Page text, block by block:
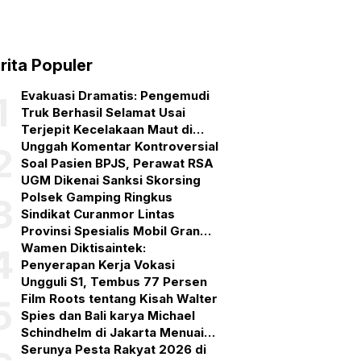
Populer
Evakuasi Dramatis: Pengemudi
Truk Berhasil Selamat Usai
Terjepit Kecelakaan Maut di
Gerokgak, Buleleng
Unggah Komentar Kontroversial
Soal Pasien BPJS, Perawat RSA
UGM Dikenai Sanksi Skorsing
Polsek Gamping Ringkus
Sindikat Curanmor Lintas
Provinsi Spesialis Mobil Gran
Max
Wamen Diktisaintek:
Penyerapan Kerja Vokasi
Ungguli S1, Tembus 77 Persen
Film Roots tentang Kisah Walter
Spies dan Bali karya Michael
Schindhelm di Jakarta Menuai
Banyak Pujian
Serunya Pesta Rakyat 2026 di